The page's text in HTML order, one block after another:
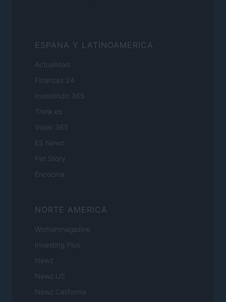
ESPANA Y LATINOAMERICA
Actualidad
Finanzas 24
Investindo 365
Think.es
Viajar 365
ES Newz
Pet Story
Encocina
NORTE AMERICA
Womanmagazine
Investing Plus
Newz
Newz US
Newz California